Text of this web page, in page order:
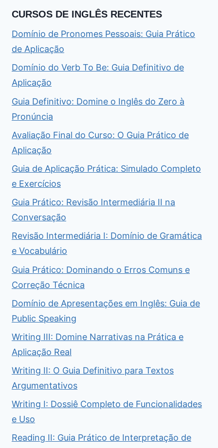
CURSOS DE INGLÊS RECENTES
Domínio de Pronomes Pessoais: Guia Prático
de Aplicação
Domínio do Verb To Be: Guia Definitivo de
Aplicação
Guia Definitivo: Domine o Inglês do Zero à
Pronúncia
Avaliação Final do Curso: O Guia Prático de
Aplicação
Guia de Aplicação Prática: Simulado Completo
e Exercícios
Guia Prático: Revisão Intermediária II na
Conversação
Revisão Intermediária I: Domínio de Gramática
e Vocabulário
Guia Prático: Dominando o Erros Comuns e
Correção Técnica
Domínio de Apresentações em Inglês: Guia de
Public Speaking
Writing III: Domine Narrativas na Prática e
Aplicação Real
Writing II: O Guia Definitivo para Textos
Argumentativos
Writing I: Dossiê Completo de Funcionalidades
e Uso
Reading II: Guia Prático de Interpretação de